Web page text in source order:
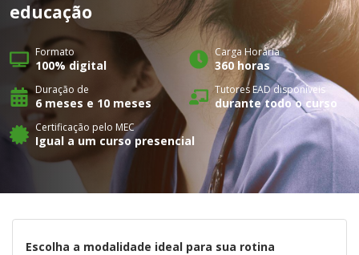
educação
Formato
100% digital
Carga Horária
360 horas
Duração de
6 meses e 10 meses
Tutores EAD disponíveis
durante todo o curso
Certificação pelo MEC
Igual a um curso presencial
Escolha a modalidade ideal para sua rotina